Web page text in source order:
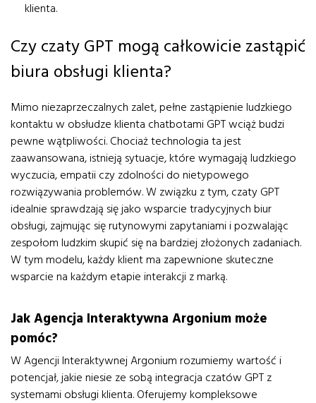
klienta.
Czy czaty GPT mogą całkowicie zastąpić
biura obsługi klienta?
Mimo niezaprzeczalnych zalet, pełne zastąpienie ludzkiego
kontaktu w obsłudze klienta chatbotami GPT wciąż budzi
pewne wątpliwości. Chociaż technologia ta jest
zaawansowana, istnieją sytuacje, które wymagają ludzkiego
wyczucia, empatii czy zdolności do nietypowego
rozwiązywania problemów. W związku z tym, czaty GPT
idealnie sprawdzają się jako wsparcie tradycyjnych biur
obsługi, zajmując się rutynowymi zapytaniami i pozwalając
zespołom ludzkim skupić się na bardziej złożonych zadaniach.
W tym modelu, każdy klient ma zapewnione skuteczne
wsparcie na każdym etapie interakcji z marką.
Jak Agencja Interaktywna Argonium może
pomóc?
W Agencji Interaktywnej Argonium rozumiemy wartość i
potencjał, jakie niesie ze sobą integracja czatów GPT z
systemami obsługi klienta. Oferujemy kompleksowe